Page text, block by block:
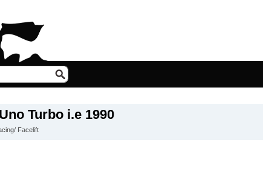
Turbo i.e 1990
Facelift